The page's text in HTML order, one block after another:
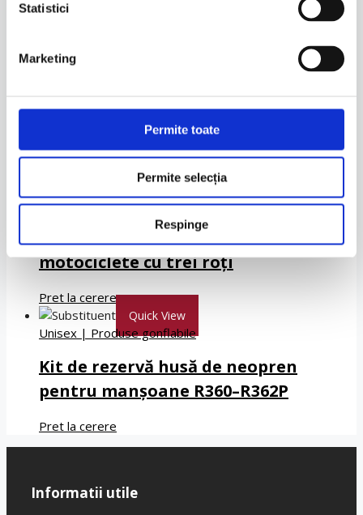
Statistici
Marketing
Permite toate
Permite selecția
Respinge
Pret la cerere
Pret la cerere
Quick View
Accesorii
scutere motociclete de stradă și
motociclete cu trei roți
Pret la cerere
Quick View
Unisex | Produse gonflabile
Kit de rezervă husă de neopren
pentru manșoane R360–R362P
Pret la cerere
Informatii utile